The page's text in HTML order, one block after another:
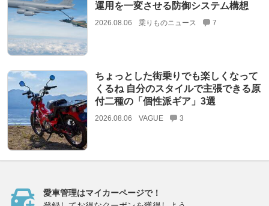
運用を一変させる防御システム構想
2026.08.06 乗りものニュース 7
ちょっとした街乗りでも楽しくなって
くるね 自分のスタイルで主張できる原
付二種の「個性派ギア」3選
2026.08.06 VAGUE 3
愛車管理はマイカーページで！